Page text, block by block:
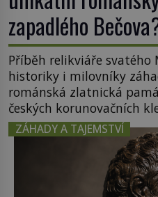
zapadlého
Příběh relikviáře svatého
historiky i milovníky
románská zlatnická
českých korunovačních
nejcennějším movitým
republice. Přestože byl
dramatickém pátrání
nalezen, jeho minulost
Otázky, jak přesně se
ZÁHADY A TAJEMSTVÍ